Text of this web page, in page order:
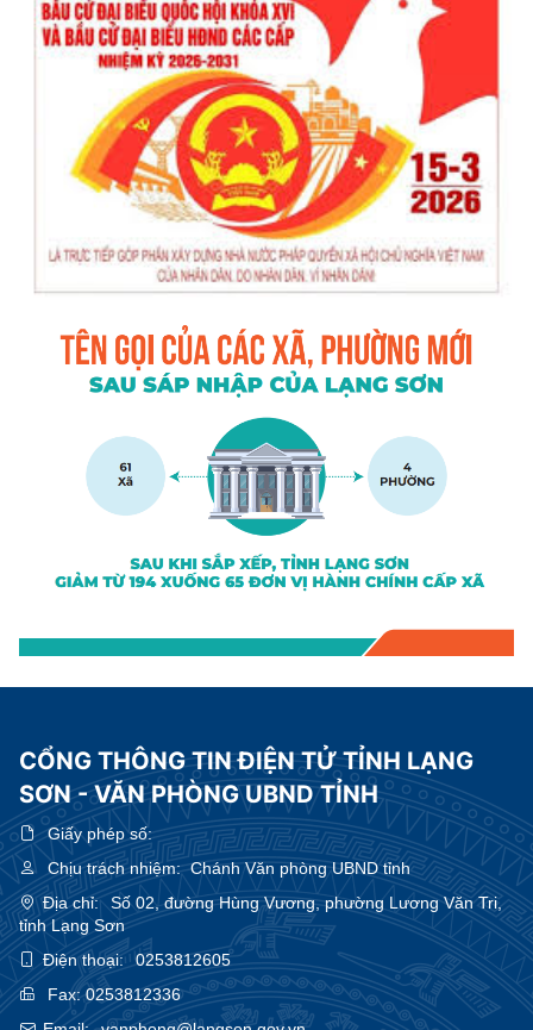
CỔNG THÔNG TIN ĐIỆN TỬ TỈNH LẠNG
SƠN - VĂN PHÒNG UBND TỈNH
Giấy phép số:
Chịu trách nhiệm:Chánh Văn phòng UBND tỉnh
Địa chỉ:
Số 02, đường Hùng Vương, phường Lương Văn Tri,
tỉnh Lạng Sơn
Điện thoại:
0253812605
Fax:0253812336